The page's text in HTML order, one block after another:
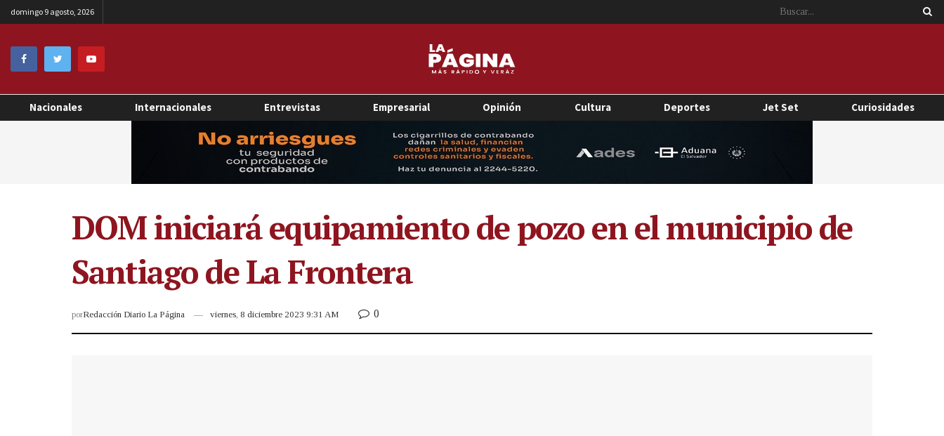
domingo 9 agosto, 2026
Nacionales Internacionales Entrevistas Empresarial Opinión Cultura Deportes Jet Set Curiosidades
DOM iniciará equipamiento de pozo en el municipio de
Santiago de La Frontera
porRedacción Diario La Página viernes, 8 diciembre 2023 9:31 AM 0